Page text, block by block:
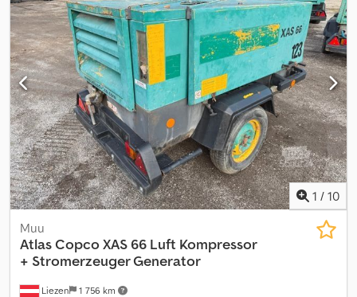
1 / 10
Liezen 1 756 km
Muu
Atlas CopcoXAS 66 Luft Kompressor
+ Stromerzeuger Generator